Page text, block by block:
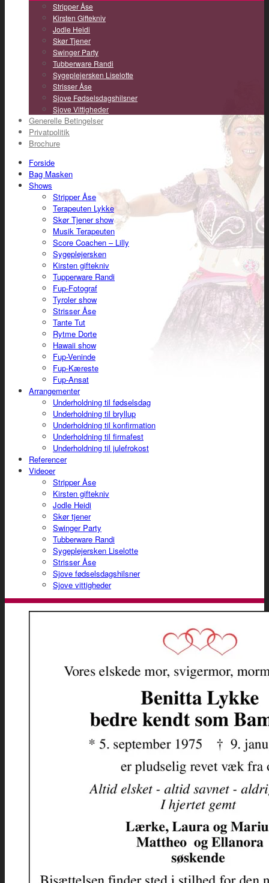
Stripper Åse
Kirsten Giftekniv
Jodle Heidi
Skør Tjener
Swinger Party
Tubberware Randi
Sygeplejersken Liselotte
Strisser Åse
Sjove Fødselsdagshilsner
Sjove Vittigheder
Generelle Betingelser
Privatpolitik
Brochure
Forside
Bag Masken
Shows
Stripper Åse
Terapeuten Lykke
Skør Tjener show
Musik Terapeuten
Score Coachen – Lilly
Sygeplejersken
Kirsten giftekniv
Tupperware Randi
Fup-Fotograf
Tyroler show
Strisser Åse
Tante Tut
Rytme Dorte
Hawaii show
Fup-Veninde
Fup-Kæreste
Fup-Ansat
Arrangementer
Underholdning til fødselsdag
Underholdning til bryllup
Underholdning til konfirmation
Underholdning til firmafest
Underholdning til julefrokost
Referencer
Videoer
Stripper Åse
Kirsten giftekniv
Jodle Heidi
Skør tjener
Swinger Party
Tubberware Randi
Sygeplejersken Liselotte
Strisser Åse
Sjove fødselsdagshilsner
Sjove vittigheder